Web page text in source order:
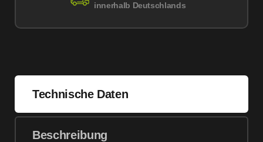
innerhalb Deutschlands
Technische Daten
Beschreibung